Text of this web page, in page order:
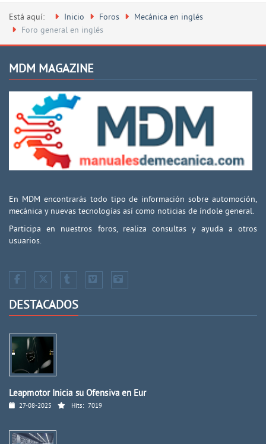
Está aquí: Inicio Foros
Mecánica en inglés
Foro general en inglés
MDM MAGAZINE
En MDM encontrarás todo tipo de información sobre automoción,
mecánica y nuevas tecnologías así como noticias de índole general.
Participa en nuestros foros, realiza consultas y ayuda a otros
usuarios.
DESTACADOS
Leapmotor Inicia su Ofensiva en Eur
27-08-2025 Hits: 7019